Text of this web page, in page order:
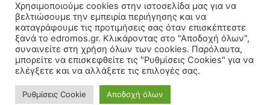
Εγγραφή συνδρομητή Πολιτική Διεθνή Κοινωνία
Πολιτισμός Αφιερώματα
Χρησιμοποιούμε cookies στην ιστοσελίδα μας για να
βελτιώσουμε την εμπειρία περιήγησης και να
καταγράφουμε τις προτιμήσεις σας όταν επισκέπτεστε
ξανά το edromos.gr. Κλικάροντας στο "Αποδοχή όλων",
συναινείτε στη χρήση όλων των cookies. Παρόλαυτα,
μπορείτε να επισκεφθείτε τις "Ρυθμίσεις Cookies" για να
ελέγξετε και να αλλάξετε τις επιλογές σας.
Ρυθμίσεις Cookie Αποδοχή όλων